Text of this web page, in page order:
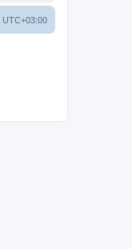
UTC+03:00